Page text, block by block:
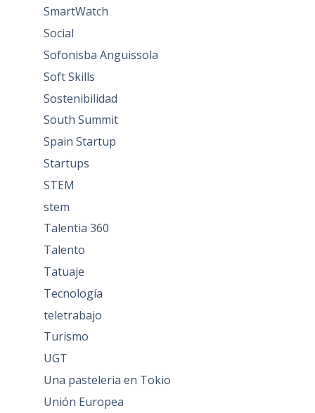
SmartWatch
Social
Sofonisba Anguissola
Soft Skills
Sostenibilidad
South Summit
Spain Startup
Startups
STEM
stem
Talentia 360
Talento
Tatuaje
Tecnología
teletrabajo
Turismo
UGT
Una pasteleria en Tokio
Unión Europea